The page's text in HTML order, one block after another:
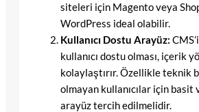
siteleri için Magento veya
WordPress ideal olabilir.
Kullanıcı Dostu Arayüz:
kullanıcı dostu olması, içerik
kolaylaştırır. Özellikle teknik
olmayan kullanıcılar için basit
arayüz tercih edilmelidir.